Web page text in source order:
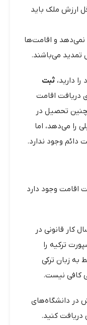
ارزش ملک باید
نمی‌دهد و اقامت‌ها
تمدید می‌باشند.
دارید، ثبت
دریافت اقامت
تحصیل در
را می‌دهد، اما
دائم وجود ندارد.
اقامت وجود دارد
کار قانونی در
ترکیه را
به زبان ترکی
کافی نیست.
در دانشگاه‌های
دریافت کنید.